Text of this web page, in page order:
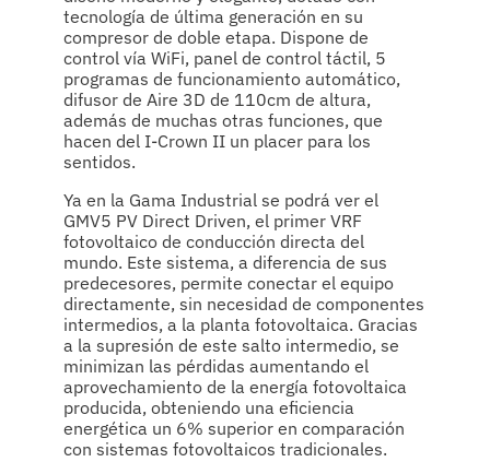
tecnología de última generación en su
compresor de doble etapa. Dispone de
control vía WiFi, panel de control táctil, 5
programas de funcionamiento automático,
difusor de Aire 3D de 110cm de altura,
además de muchas otras funciones, que
hacen del I-Crown II un placer para los
sentidos.
Ya en la Gama Industrial se podrá ver el
GMV5 PV Direct Driven, el primer VRF
fotovoltaico de conducción directa del
mundo. Este sistema, a diferencia de sus
predecesores, permite conectar el equipo
directamente, sin necesidad de componentes
intermedios, a la planta fotovoltaica. Gracias
a la supresión de este salto intermedio, se
minimizan las pérdidas aumentando el
aprovechamiento de la energía fotovoltaica
producida, obteniendo una eficiencia
energética un 6% superior en comparación
con sistemas fotovoltaicos tradicionales.